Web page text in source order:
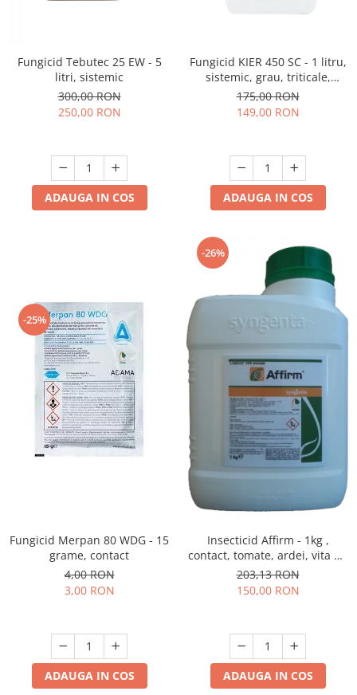
Fungicid Tebutec 25 EW - 5
litri, sistemic
300,00 RON
250,00 RON
ADAUGA IN COS
Fungicid KIER 450 SC - 1 litru,
sistemic, grau, triticale,
secara, sfecla de zahar, orz
175,00 RON
149,00 RON
ADAUGA IN COS
-25%
Fungicid Merpan 80 WDG - 15
grame, contact
4,00 RON
3,00 RON
ADAUGA IN COS
-26%
Insecticid Affirm - 1kg ,
contact, tomate, ardei, vita de
vie, varza, mar
203,13 RON
150,00 RON
ADAUGA IN COS